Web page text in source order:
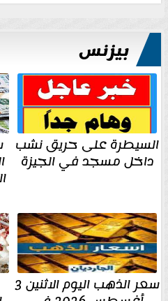
بيزنس
السيطرة على حريق نشب
داخل مسجد في الجيزة
سعر الذهب اليوم الاثنين 3